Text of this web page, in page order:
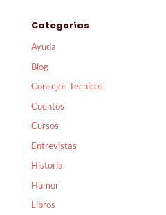
Categorías
Ayuda
Blog
Consejos Tecnicos
Cuentos
Cursos
Entrevistas
Historia
Humor
Libros